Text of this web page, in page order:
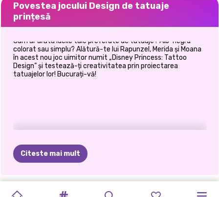
Povestea jocului Design de tatuaje
prințesă
Cum ar arăta ideile tale preferate de tatuaje? Alb-negru
colorat sau simplu? Alătură-te lui Rapunzel, Merida și Moana
în acest nou joc uimitor numit „Disney Princess: Tattoo
Design” și testează-ți creativitatea prin proiectarea
tatuajelor lor! Bucurați-vă!
Citeste mai mult
CAKE
FASHIONISTE: PROASPĂT
PRINCESSES SURORILE DECORAREA